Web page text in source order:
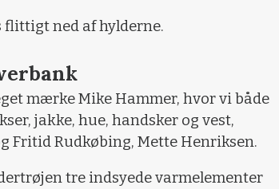
flittigt ned af hylderne.
mærke Mike Hammer, hvor vi både
jakke, hue, handsker og vest,
Fritid Rudkøbing, Mette Henriksen.
tre indsyede varmelementer